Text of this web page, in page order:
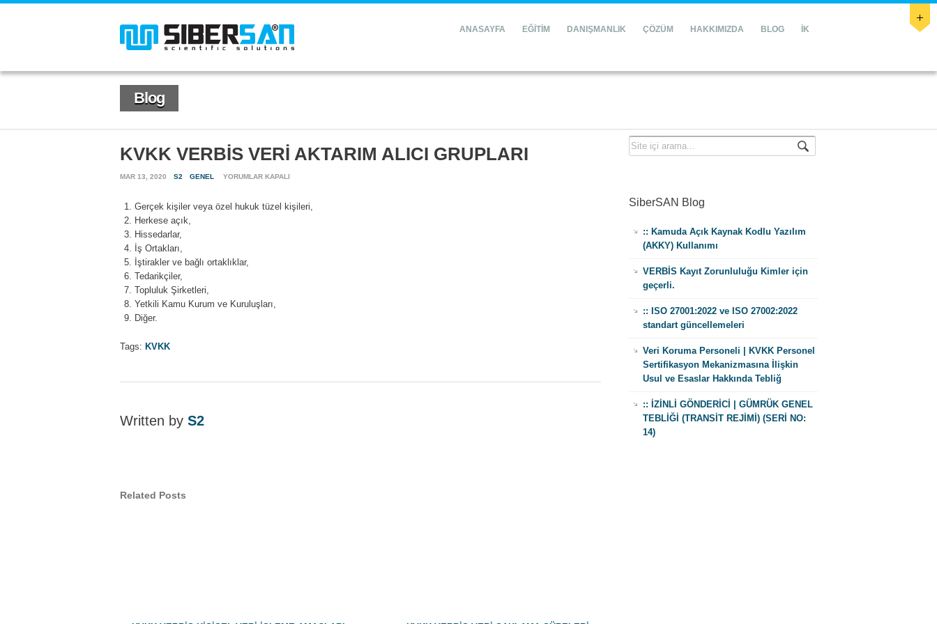
ANASAYFA EĞİTİM DANIŞMANLIK ÇÖZÜM HAKKIMIZDA BLOG İK
Blog
KVKK VERBİS VERİ AKTARIM ALICI GRUPLARI
MAR 13, 2020 S2 GENEL
KVKK
AKTARIM
YORUMLAR KAPALI
Gerçek kişiler veya özel hukuk tüzel kişileri,
Herkese açık,
Hissedarlar,
İş Ortakları,
İştirakler ve bağlı ortaklıklar,
Tedarikçiler,
Topluluk Şirketleri,
Yetkili Kamu Kurum ve Kuruluşları,
Diğer.
Tags: KVKK
Written by S2
Related Posts
SiberSAN Blog
:: Kamuda Açık Kaynak Kodlu Yazılım
(AKKY) Kullanımı
VERBİS Kayıt Zorunluluğu Kimler için
geçerli.
:: ISO 27001:2022 ve ISO 27002:2022
standart güncellemeleri
Veri Koruma Personeli | KVKK Personel
Sertifikasyon Mekanizmasına İlişkin
Usul ve Esaslar Hakkında Tebliğ
:: İZİNLİ GÖNDERİCİ | GÜMRÜK GENEL
TEBLİĞİ (TRANSİT REJİMİ) (SERİ NO:
14)